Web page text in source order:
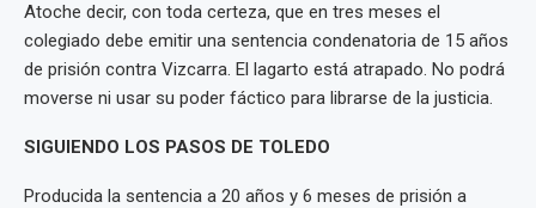
Atoche decir, con toda certeza, que en tres meses el
colegiado debe emitir una sentencia condenatoria de 15 años
de prisión contra Vizcarra. El lagarto está atrapado. No podrá
moverse ni usar su poder fáctico para librarse de la justicia.
SIGUIENDO LOS PASOS DE TOLEDO
Producida la sentencia a 20 años y 6 meses de prisión a